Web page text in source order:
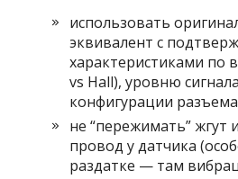
использовать
эквивалент с
характеристиками по
vs Hall), уровню
конфигурации
не “пережимать” жгут
провод у датчика
раздатке — там